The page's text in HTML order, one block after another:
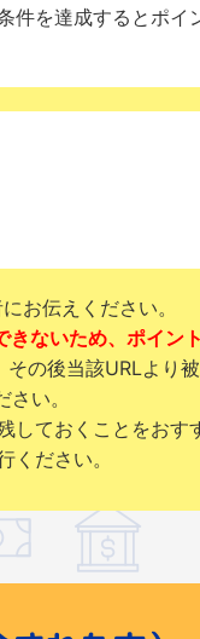
件を達成するとポイ
お伝えください。
ないため、ポイン
の後当該URLより
い。
しておくことをおす
ださい。